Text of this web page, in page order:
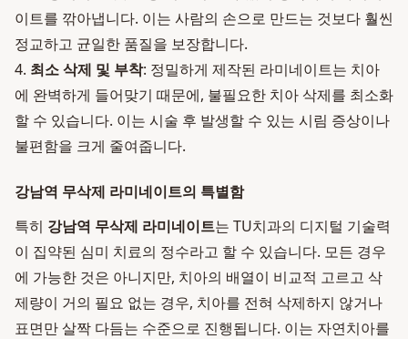
이트를 깎아냅니다. 이는 사람의 손으로 만드는 것보다 훨씬
정교하고 균일한 품질을 보장합니다.
4. 최소 삭제 및 부착: 정밀하게 제작된 라미네이트는 치아
에 완벽하게 들어맞기 때문에, 불필요한 치아 삭제를 최소화
할 수 있습니다. 이는 시술 후 발생할 수 있는 시림 증상이나
불편함을 크게 줄여줍니다.
강남역 무삭제 라미네이트의 특별함
특히 강남역 무삭제 라미네이트는 TU치과의 디지털 기술력
이 집약된 심미 치료의 정수라고 할 수 있습니다. 모든 경우
에 가능한 것은 아니지만, 치아의 배열이 비교적 고르고 삭
제량이 거의 필요 없는 경우, 치아를 전혀 삭제하지 않거나
표면만 살짝 다듬는 수준으로 진행됩니다. 이는 자연치아를